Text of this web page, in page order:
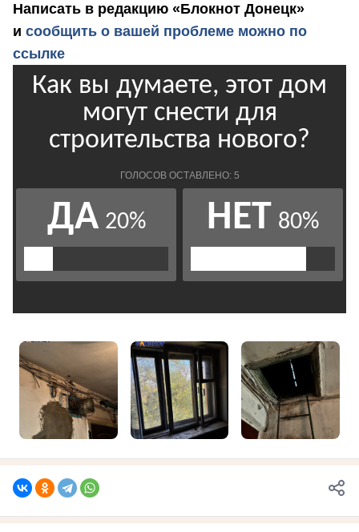
Написать в редакцию «Блокнот Донецк»
и сообщить о вашей проблеме можно по
ссылке